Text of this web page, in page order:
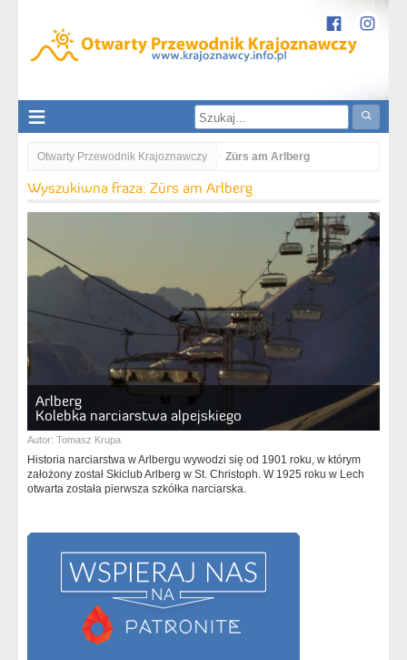
Otwarty Przewodnik Krajoznawczy Zürs am Arlberg
Wyszukiwna fraza: Zürs am Arlberg
Arlberg
Kolebka narciarstwa alpejskiego
Autor: Tomasz Krupa
Historia narciarstwa w Arlbergu wywodzi się od 1901 roku, w którym
założony został Skiclub Arlberg w St. Christoph. W 1925 roku w Lech
otwarta została pierwsza szkółka narciarska.